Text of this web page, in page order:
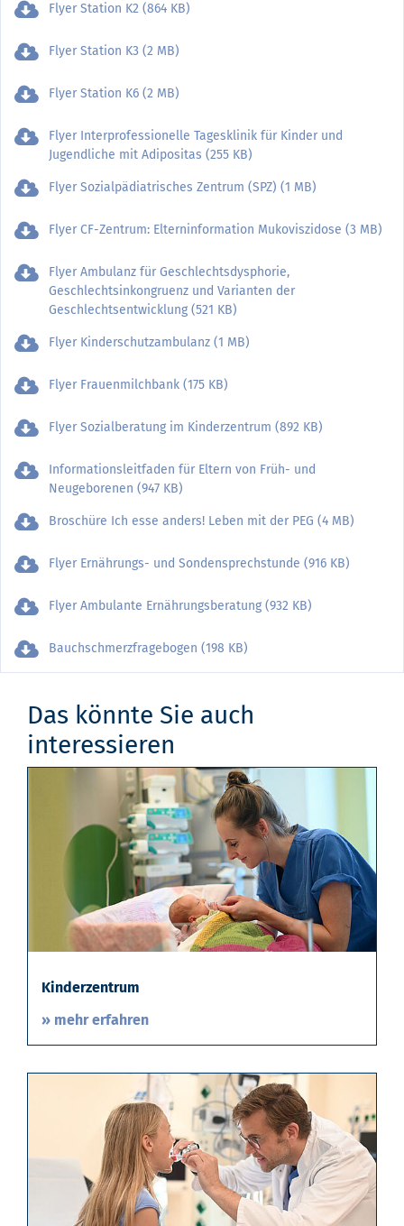
Flyer Station K2 (864 KB)
Flyer Station K3 (2 MB)
Flyer Station K6 (2 MB)
Flyer Interprofessionelle Tagesklinik für Kinder und
Jugendliche mit Adipositas (255 KB)
Flyer Sozialpädiatrisches Zentrum (SPZ) (1 MB)
Flyer CF-Zentrum: Elterninformation Mukoviszidose (3 MB)
Flyer Ambulanz für Geschlechtsdysphorie,
Geschlechtsinkongruenz und Varianten der
Geschlechtsentwicklung (521 KB)
Flyer Kinderschutzambulanz (1 MB)
Flyer Frauenmilchbank (175 KB)
Flyer Sozialberatung im Kinderzentrum (892 KB)
Informationsleitfaden für Eltern von Früh- und
Neugeborenen (947 KB)
Broschüre Ich esse anders! Leben mit der PEG (4 MB)
Flyer Ernährungs- und Sondensprechstunde (916 KB)
Flyer Ambulante Ernährungsberatung (932 KB)
Bauchschmerzfragebogen (198 KB)
Das könnte Sie auch
interessieren
Kinderzentrum
» mehr erfahren